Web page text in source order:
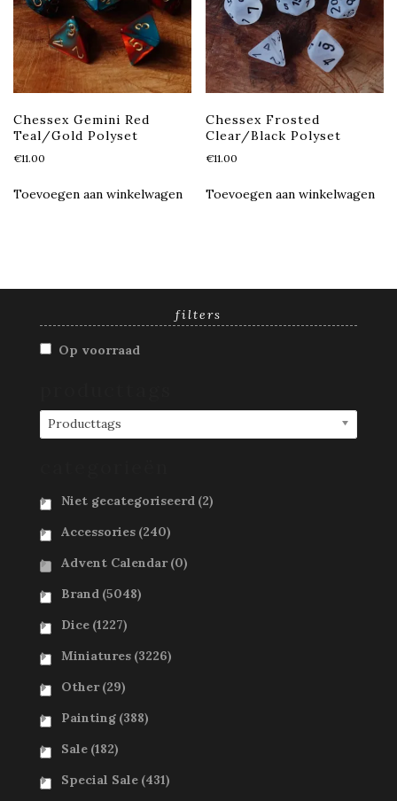
Chessex Gemini Red
Teal/Gold Polyset
€11.00
Toevoegen aan winkelwagen
Chessex Frosted
Clear/Black Polyset
€11.00
Toevoegen aan winkelwagen
filters
Op voorraad
Producttags
Niet gecategoriseerd (2)
Accessories (240)
Advent Calendar (0)
Brand (5048)
Dice (1227)
Miniatures (3226)
Other (29)
Painting (388)
Sale (182)
Special Sale (431)